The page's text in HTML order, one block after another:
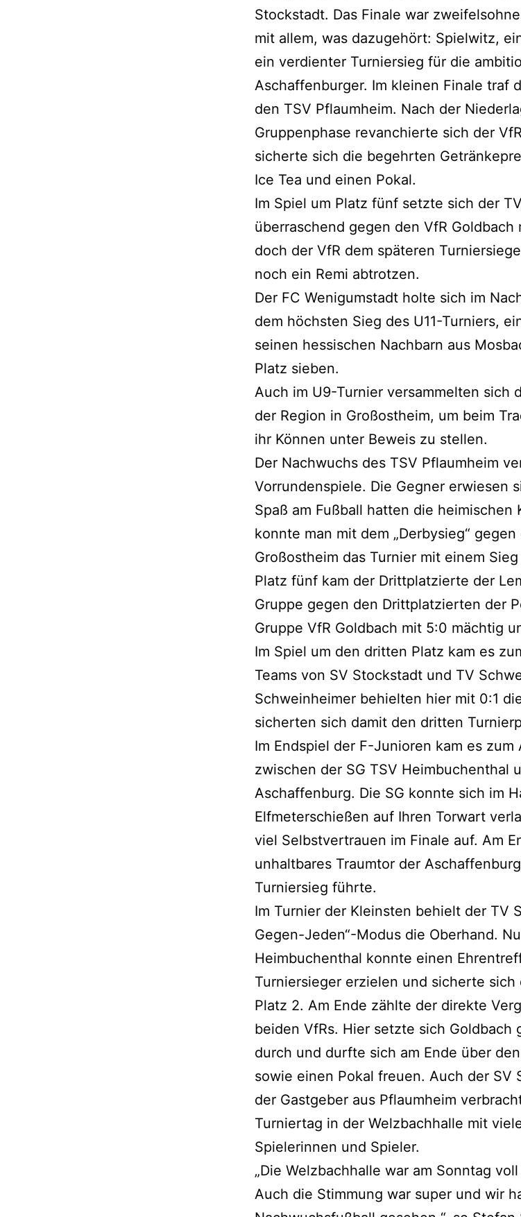
Stockstadt. Das Finale war
mit allem, was dazugehört: Spielwitz,
ein verdienter Turniersieg für die
Aschaffenburger. Im kleinen Finale traf
den TSV Pflaumheim. Nach der
Gruppenphase revanchierte sich der
sicherte sich die begehrten
Ice Tea und einen Pokal.
Im Spiel um Platz fünf setzte sich der
überraschend gegen den VfR Goldbach
doch der VfR dem späteren
noch ein Remi abtrotzen.
Der FC Wenigumstadt holte sich im
dem höchsten Sieg des U11-Turniers,
seinen hessischen Nachbarn aus
Platz sieben.
Auch im U9-Turnier versammelten sich
der Region in Großostheim, um beim
ihr Können unter Beweis zu stellen.
Der Nachwuchs des TSV Pflaumheim
Vorrundenspiele. Die Gegner erwiesen
Spaß am Fußball hatten die heimischen
konnte man mit dem „Derbysieg“
Großostheim das Turnier mit einem
Platz fünf kam der Drittplatzierte der
Gruppe gegen den Drittplatzierten der
Gruppe VfR Goldbach mit 5:0 mächtig
Im Spiel um den dritten Platz kam es
Teams von SV Stockstadt und TV
Schweinheimer behielten hier mit 0:1
sicherten sich damit den dritten
Im Endspiel der F-Junioren kam es
zwischen der SG TSV Heimbuchenthal
Aschaffenburg. Die SG konnte sich im
Elfmeterschießen auf Ihren Torwart
viel Selbstvertrauen im Finale auf. Am
unhaltbares Traumtor der
Turniersieg führte.
Im Turnier der Kleinsten behielt der TV
Gegen-Jeden“-Modus die Oberhand.
Heimbuchenthal konnte einen
Turniersieger erzielen und sicherte sich
Platz 2. Am Ende zählte der direkte
beiden VfRs. Hier setzte sich Goldbach
durch und durfte sich am Ende über
sowie einen Pokal freuen. Auch der SV
der Gastgeber aus Pflaumheim
Turniertag in der Welzbachhalle mit
Spielerinnen und Spieler.
„Die Welzbachhalle war am Sonntag
Auch die Stimmung war super und wir